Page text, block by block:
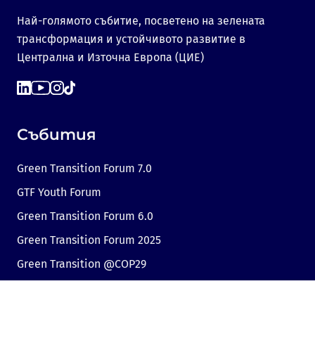
Най-голямото събитие, посветено на зелената
трансформация и устойчивото развитие в
Централна и Източна Европа (ЦИЕ)
Събития
Green Transition Forum 7.0
GTF Youth Forum
Green Transition Forum 6.0
Green Transition Forum 2025
Green Transition @COP29